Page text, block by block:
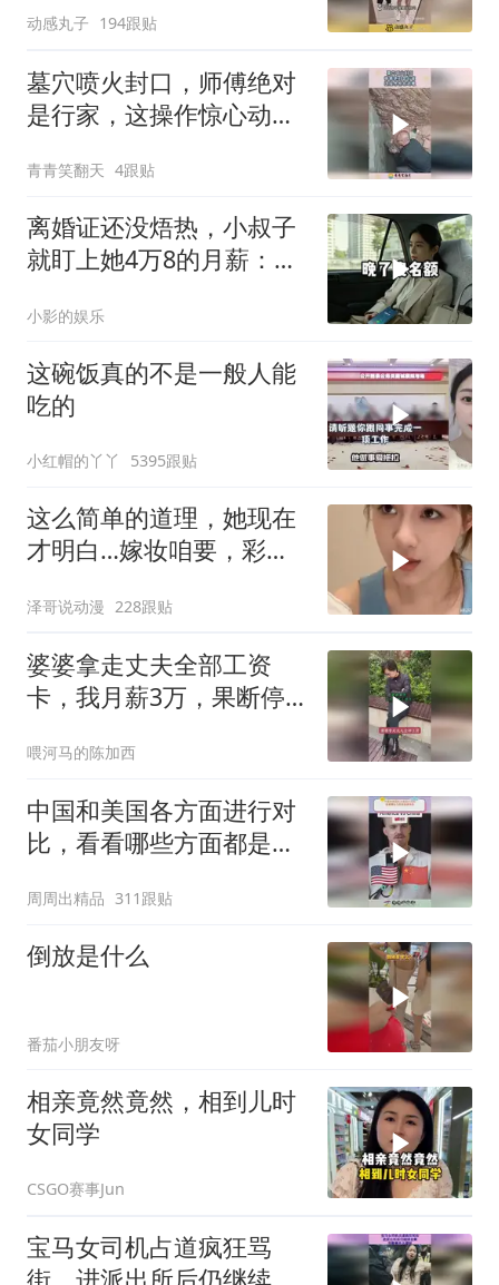
动感丸子 194跟贴
墓穴喷火封口，师傅绝对
是行家，这操作惊心动
青青笑翻天 4跟贴
离婚证还没焐热，小叔子
就盯上她4万8的月薪：转
小影的娱乐
这碗饭真的不是一般人能
吃的
小红帽的丫丫 5395跟贴
这么简单的道理，她现在
才明白…嫁妆咱要，彩礼
泽哥说动漫 228跟贴
婆婆拿走丈夫全部工资
卡，我月薪3万，果断停
喂河马的陈加西
中国和美国各方面进行对
比，看看哪些方面都是谁
周周出精品 311跟贴
倒放是什么
番茄小朋友呀
相亲竟然竟然，相到儿时
女同学
CSGO赛事Jun
宝马女司机占道疯狂骂